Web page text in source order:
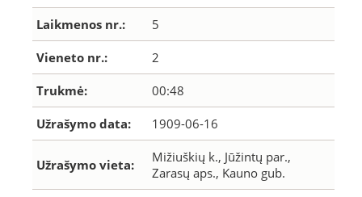
Laikmenos nr.: 5
Vieneto nr.: 2
Trukmė: 00:48
Užrašymo data: 1909-06-16
Užrašymo vieta:
Mižiuškių k., Jūžintų par.,
Zarasų aps., Kauno gub.